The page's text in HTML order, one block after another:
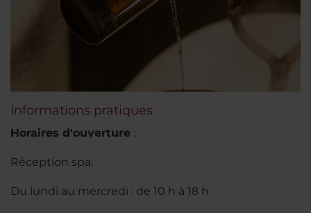
Informations pratiques
Horaires d'ouverture :
Réception spa:
Du lundi au mercredi : de 10 h à 18 h